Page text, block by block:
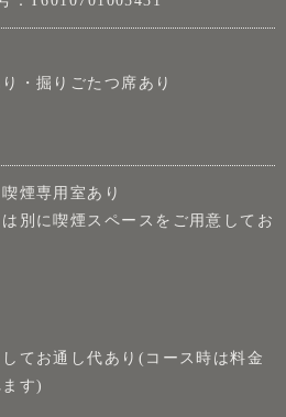
・掘りごたつ席あり
煙専用室あり
は別に喫煙スペースをご用意してお
てお通し代あり(コース時は料金
す)